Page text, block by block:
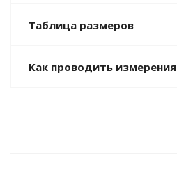
Таблица размеров
Как проводить измерения